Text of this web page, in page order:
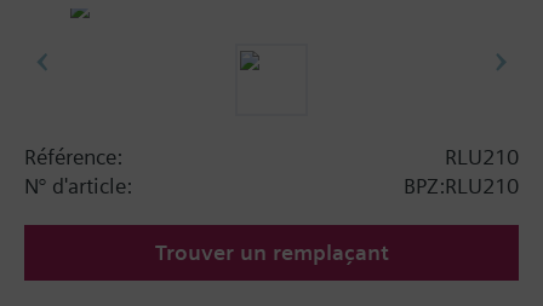
Référence:
RLU210
N° d'article:
BPZ:RLU210
Trouver un remplaçant